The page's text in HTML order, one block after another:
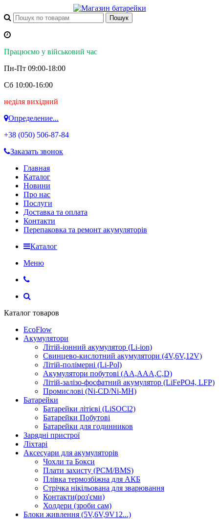
Працюємо у військовий час
Пн-Пт 09:00-18:00
Сб 10:00-16:00
неділя вихідний
Определение...
+38 (050) 506-87-84
Заказать звонок
Главная
Каталог
Новини
Про нас
Послуги
Доставка та оплата
Контакти
Перепаковка та ремонт акумуляторів
Каталог
Меню
Каталог товаров
EcoFlow
Акумулятори
Літій-іонний акумулятор (Li-ion)
Свинцево-кислотний акумулятори (4V,6V,12V)
Літій-полімерні (Li-Pol)
Акумулятори побутові (AA,AAA,C,D)
Літій-залізо-фосфатний акумулятор (LiFePO4, LFP)
Промислові (Ni-CD/Ni-MH)
Батарейки
Батарейки літієві (LiSOCl2)
Батарейки Побутові
Батарейки для годинников
Зарядні пристрої
Ліхтарі
Аксесуари для акумуляторів
Чохли та Бокси
Плати захисту (PCM/BMS)
Плівка термозбіжна для АКБ
Стрічка нікільована для зварювання
Контакти(роз'єми)
Холдери (зроби сам)
Блоки живлення (5V,6V,9V12...)